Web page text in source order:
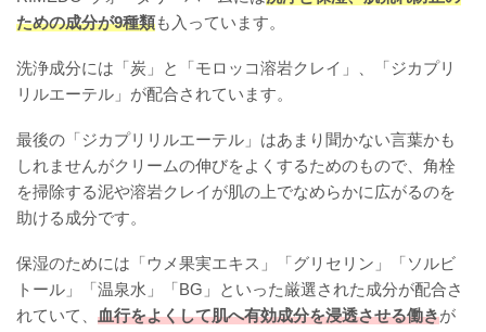
ための成分が9種類も入っています。
洗浄成分には「炭」と「モロッコ溶岩クレイ」、「ジカプリ
リルエーテル」が配合されています。
最後の「ジカプリリルエーテル」はあまり聞かない言葉かも
しれませんがクリームの伸びをよくするためのもので、角栓
を掃除する泥や溶岩クレイが肌の上でなめらかに広がるのを
助ける成分です。
保湿のためには「ウメ果実エキス」「グリセリン」「ソルビ
トール」「温泉水」「BG」といった厳選された成分が配合さ
れていて、 血行をよくして肌へ有効成分を浸透させる働きが